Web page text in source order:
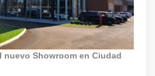
nuevo Showroom en Ciudad